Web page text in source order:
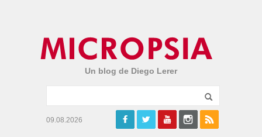
Un blog de Diego Lerer
09.08.2026